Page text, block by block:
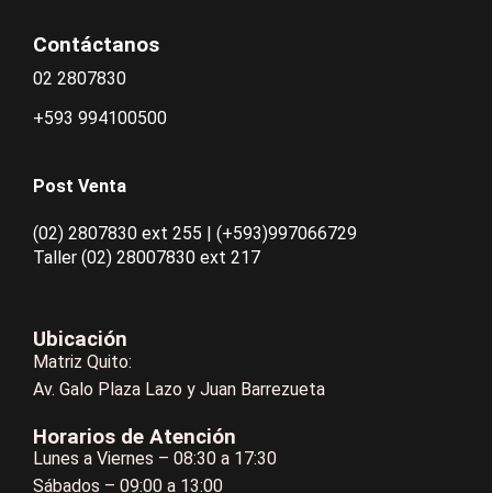
Contáctanos
02 2807830
+593 994100500
Post Venta
(02) 2807830 ext 255 | (+593)997066729
Taller (02) 28007830 ext 217
Ubicación
Matriz Quito:
Av. Galo Plaza Lazo y Juan Barrezueta
Horarios de Atención
Lunes a Viernes – 08:30 a 17:30
Sábados – 09:00 a 13:00